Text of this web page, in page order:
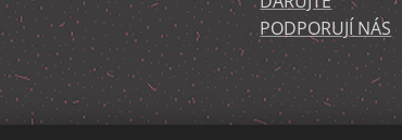
PODPORUJÍ NÁS